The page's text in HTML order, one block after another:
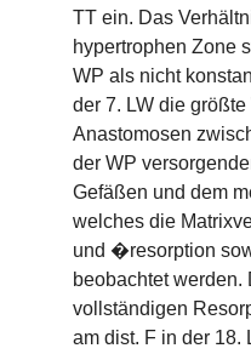
TT ein. Das
hypertrophen Zone
WP als nicht
der 7. LW die
Anastomosen
der WP
Gefäßen und dem
welches die
und �resorption
beobachtet werden.
vollständigen
am dist. F in der 18.